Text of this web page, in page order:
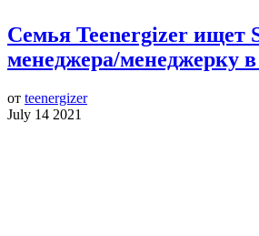
Семья Teenergizer ищет
менеджера/менеджерку
от teenergizer
July 14 2021